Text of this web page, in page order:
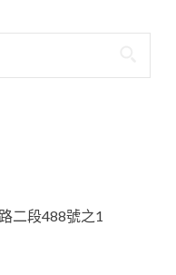
二段488號之1